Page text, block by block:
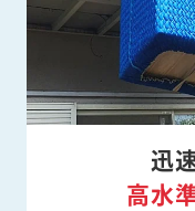
迅
高水